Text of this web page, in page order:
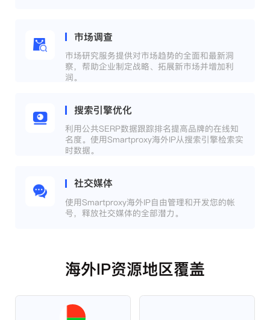
市场调查
市场研究服务提供对市场趋势的全面和最新洞
察，帮助企业制定战略、拓展新市场并增加利
润。
搜索引擎优化
利用公共SERP数据跟踪排名提高品牌的在线知
名度。使用Smartproxy海外IP从搜索引擎检索实
时数据。
社交媒体
使用Smartproxy海外IP自由管理和开发您的帐
号，释放社交媒体的全部潜力。
海外IP资源地区覆盖